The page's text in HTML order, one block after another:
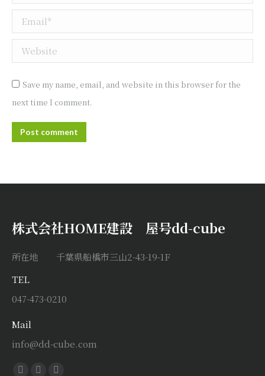
Email *
Website
Save my name, email, and website in this browser for the
next time I comment.
Post comment
株式会社HOME建設 屋号dd-cube
所在地 千葉県船橋市三山2-43-19-1F
TEL
047-473-0210
Mail
info@dd-cube.com
Find us on: